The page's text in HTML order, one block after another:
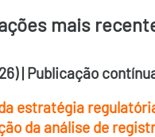
mais
| Publicação
estratégia
da análise de